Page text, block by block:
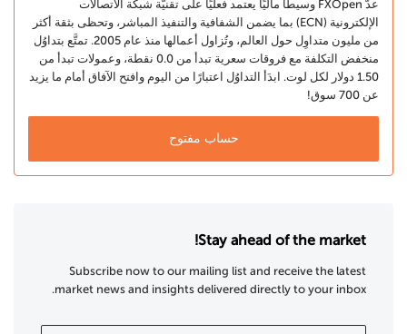
عدُّ FXOpen وسيطًا ماليًا يعتمد فعليًا على تقنيَّة شبكة الاتصالات
الإلكترونية (ECN) بما يضمن الشفافية والتنفيذ المباشر، وتحظى بثقة أكثر
من مليون متداوِل حول العالم، وتُزاول أعمالها منذ عام 2005. تمتَّع بتداوُل
منخفض التكلفة مع فروقات سعرية تبدأ من 0.0 نقطة، وعمولات تبدأ من
1.50 دولار لكل لوت. ابدَأ التداوُل اعتبارًا من اليوم وافتح الآفاق أمام ما يزيد
عن 700 سوق!
حساب مفتوح
Stay ahead of the market!
Subscribe now to our mailing list and receive the latest
market news and insights delivered directly to your inbox.